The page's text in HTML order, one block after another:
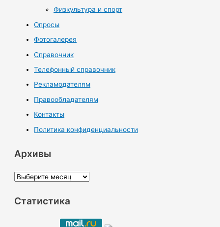
Физкультура и спорт
Опросы
Фотогалерея
Справочник
Телефонный справочник
Рекламодателям
Правообладателям
Контакты
Политика конфиденциальности
Архивы
А
х
Статистика